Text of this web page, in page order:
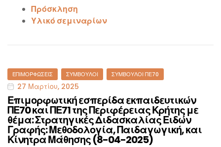
Πρόσκληση
Υλικό σεμιναρίων
Categories
ΕΠΙΜΟΡΦΏΣΕΙΣ ΣΎΜΒΟΥΛΟΙ ΣΎΜΒΟΥΛΟΙ ΠΕ70
27 Μαρτίου, 2025
Επιμορφωτική εσπερίδα εκπαιδευτικών
ΠΕ70 και ΠΕ71 της Περιφέρειας Κρήτης με
θέμα: Στρατηγικές Διδασκαλίας Ειδών
Γραφής: Μεθοδολογία, Παιδαγωγική, και
Κίνητρα Μάθησης (8-04-2025)